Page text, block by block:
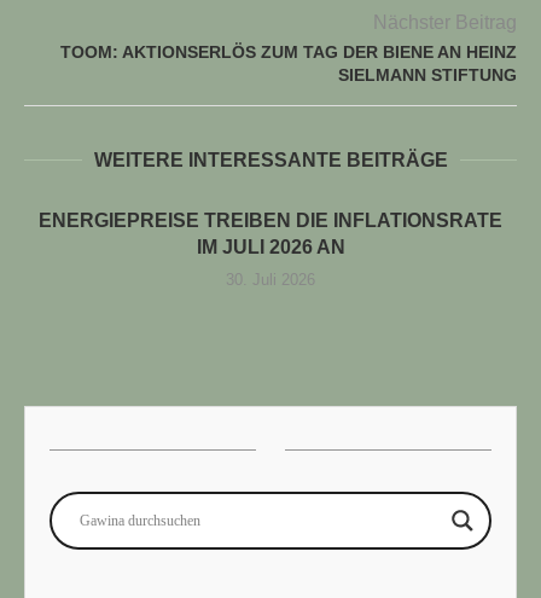
Nächster Beitrag
TOOM: AKTIONSERLÖS ZUM TAG DER BIENE AN HEINZ
SIELMANN STIFTUNG
WEITERE INTERESSANTE BEITRÄGE
ENERGIEPREISE TREIBEN DIE INFLATIONSRATE
IM JULI 2026 AN
30. Juli 2026